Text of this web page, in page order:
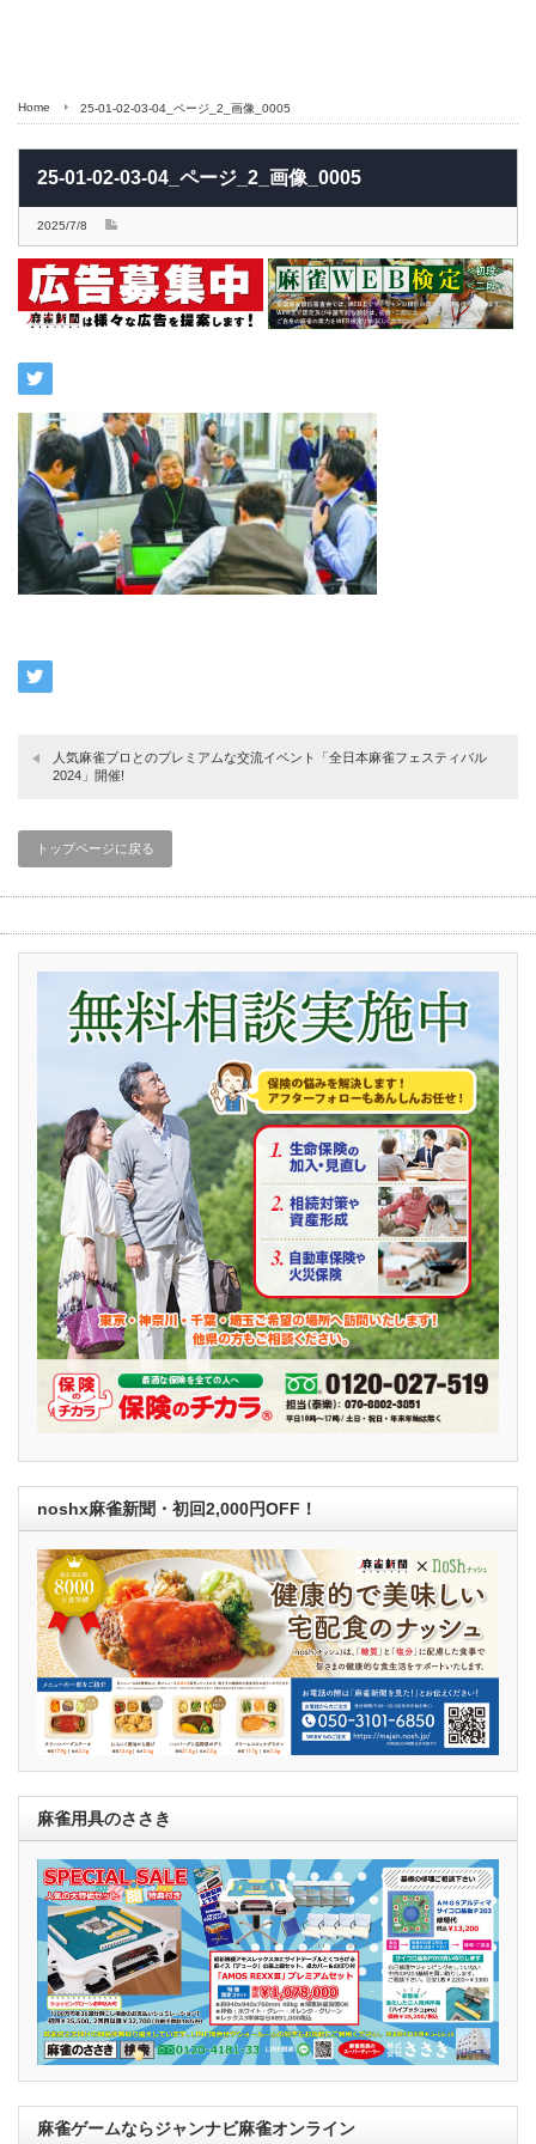
Home 25-01-02-03-04_ページ_2_画像_0005
25-01-02-03-04_ページ_2_画像_0005
2025/7/8
人気麻雀プロとのプレミアムな交流イベント「全日本麻雀フェスティバル
2024」開催!
トップページに戻る
noshx麻雀新聞・初回2,000円OFF！
麻雀用具のささき
麻雀ゲームならジャンナビ麻雀オンライン